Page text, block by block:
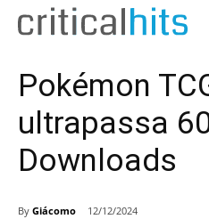
Pokémon
ultrapassa
Downloads
By Giácomo 12/12/2024